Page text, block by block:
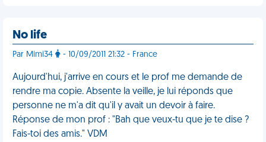
No life
Par Mimi34 - 10/09/2011 21:32 - France
Aujourd'hui, j'arrive en cours et le prof me demande de
rendre ma copie. Absente la veille, je lui réponds que
personne ne m'a dit qu'il y avait un devoir à faire.
Réponse de mon prof : "Bah que veux-tu que je te dise ?
Fais-toi des amis." VDM